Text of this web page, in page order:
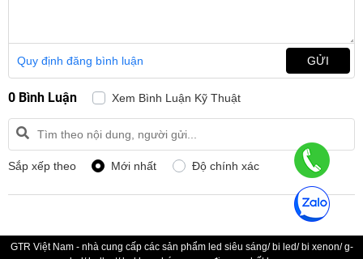
Quy định đăng bình luận GỬI
0 Bình Luận Xem Bình Luận Kỹ Thuật
Sắp xếp theo Mới nhất Độ chính xác
GTR Việt Nam - nhà cung cấp các sản phẩm led siêu sáng/ bi led/ bi xenon/ g-